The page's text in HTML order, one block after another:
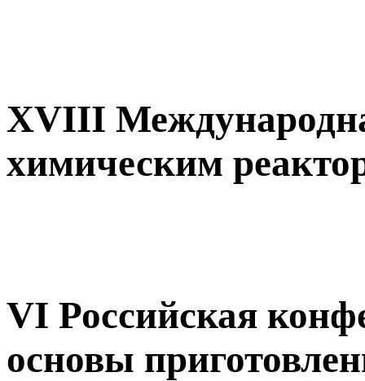
XVIII
химическим
VI Российская
основы